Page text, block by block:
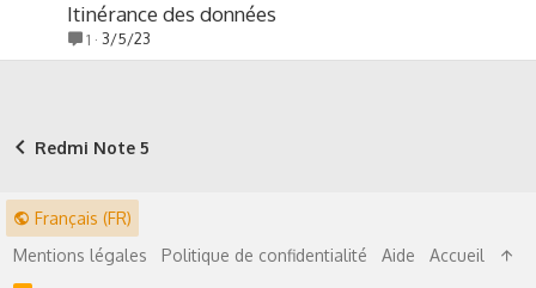
Itinérance des données
1 3/5/23
Redmi Note 5
Français (FR)
Mentions légales
Politique de confidentialité Aide Accueil